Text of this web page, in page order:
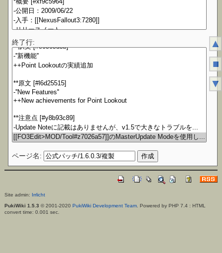
終了行:
ページ名:
Site admin: Irrlicht
PukiWiki 1.5.3 © 2001-2020 PukiWiki Development Team. Powered by PHP 7.4 : HTML
convert time: 0.001 sec.
▲
■
▼